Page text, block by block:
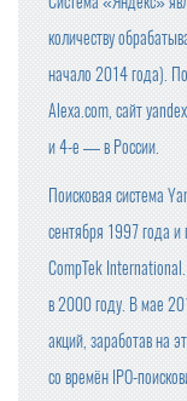
количеству
начало 2014 года).
Alexa.com, сайт
и 4-е — в России.
Поисковая система
сентября 1997 года и
CompTek
в 2000 году. В мае
акций, заработав на
со времён IPO-